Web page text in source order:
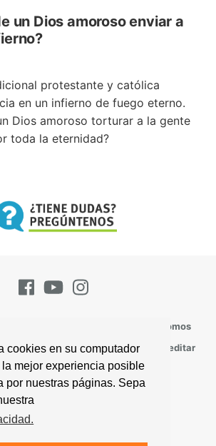
cookies en su computador
mejor experiencia posible
por nuestras páginas. Sepa
un Dios amoroso enviar a
protestante y católica
en un infierno de fuego eterno.
Dios amoroso torturar a la gente
toda la eternidad?
Quienes Somos
Perspectivas
Versículos Para Meditar
una Asociación Mundial
Política de Privacidad